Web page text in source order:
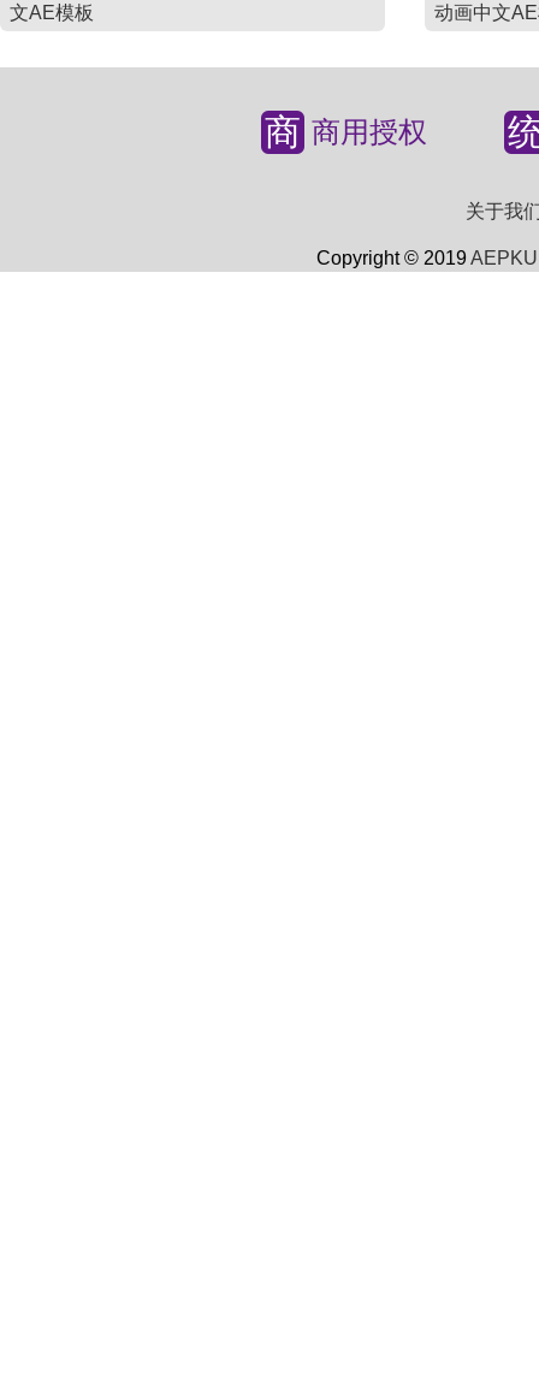
文AE模板
动画中文
商 商用授权
关于我
Copyright © 2019